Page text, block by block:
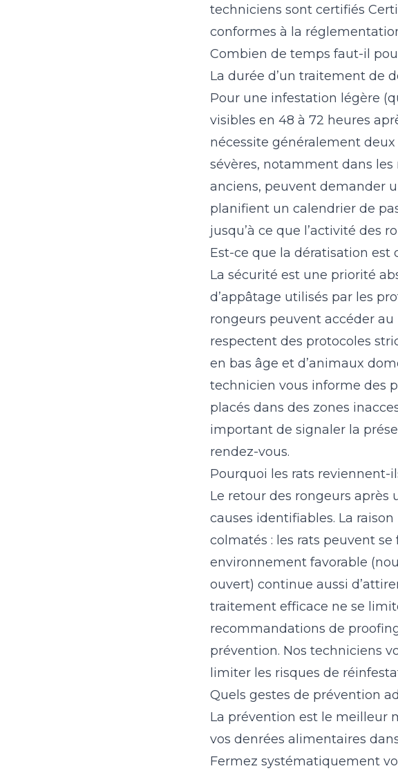
techniciens sont certifiés
conformes à la
Combien de temps faut-il
La durée d’un traitement de
Pour une infestation légère
visibles en 48 à 72 heures
nécessite généralement deux
sévères, notamment dans
anciens, peuvent demander
planifient un calendrier de
jusqu’à ce que l’activité des
Est-ce que la dératisation
La sécurité est une priorité
d’appâtage utilisés par les
rongeurs peuvent accéder
respectent des protocoles
en bas âge et d’animaux
technicien vous informe des
placés dans des zones
important de signaler la
rendez-vous.
Pourquoi les rats reviennent-
Le retour des rongeurs
causes identifiables. La
colmatés : les rats peuvent
environnement favorable
ouvert) continue aussi
traitement efficace ne se
recommandations de
prévention. Nos techniciens
limiter les risques de
Quels gestes de prévention
La prévention est le meilleur
vos denrées alimentaires
Fermez systématiquement